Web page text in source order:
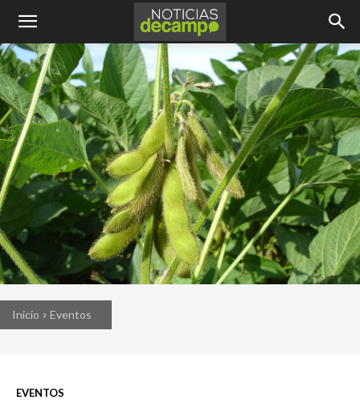
Inicio Eventos
EVENTOS